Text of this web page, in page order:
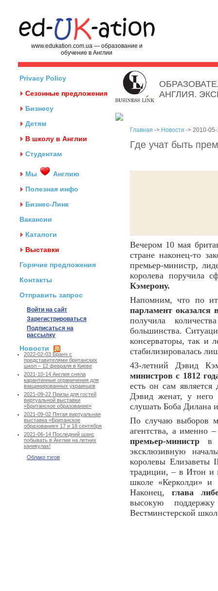
www.edukation.com.ua — образование и
обучение в Англии
Privacy Policy
Сезонные предложения
Бизнесу
Детям
В школу в Англии
Студентам
Мы
Англию
Полезная инфо
Бизнес-Линк
Вакансии
Каталоги
Выставки
Горячие предложения
Контакты
Отправить запрос
Войти на сайт
Зарегистрироваться
Подписаться на
рассылку
Новости
2022-02-03 Бранч с
представителями британских
школ – 12 февраля в Киеве
2021-10-14 Англия сняла
карантинные ограничения для
вакцинированных украинцев
2021-09-22 Призы для гостей
виртуальной выставки
«Британское образование»
2021-09-02 Пятая виртуальная
выставка «Британское
образование» 17 и 18 сентября
2021-06-14 Последний шанс
побывать в Англии на летних
каникулах!
Облако тэгов
АНГЛИЯ.
Главная -> Новости -> 2010-
Где учат быть
Вечером 10 мая
стране наконец-то
премьер-министр,
королева поручила
Кэмерону.
Напомним, что по
парламент оказался
получила
большинства.
консерваторы, так и
стабилизировалась
43-летний Дэвид
министров с 1812
есть он сам
Дэвид женат, у него
слушать Боба Дилана
По случаю выборов
агентства, а именно
премьер-министр в
эксклюзивную
королевы
традиции, – в Итон и
школе «Керколди» и
Наконец,глава
высокую
Вестминстерской